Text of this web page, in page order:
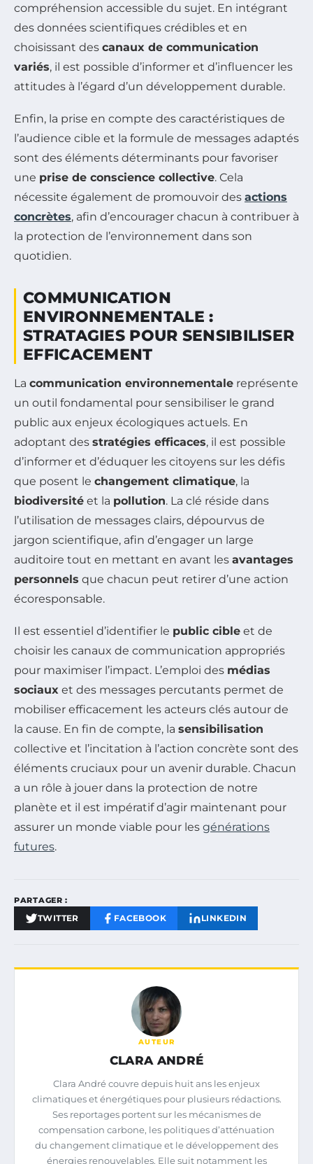
compréhension accessible du sujet. En intégrant
des données scientifiques crédibles et en
choisissant des canaux de communication
variés, il est possible d’informer et d’influencer les
attitudes à l’égard d’un développement durable.
Enfin, la prise en compte des caractéristiques de
l’audience cible et la formule de messages adaptés
sont des éléments déterminants pour favoriser
une prise de conscience collective. Cela
nécessite également de promouvoir des actions
concrètes, afin d’encourager chacun à contribuer à
la protection de l’environnement dans son
quotidien.
COMMUNICATION
ENVIRONNEMENTALE :
STRATAGIES POUR SENSIBILISER
EFFICACEMENT
La communication environnementale représente
un outil fondamental pour sensibiliser le grand
public aux enjeux écologiques actuels. En
adoptant des stratégies efficaces, il est possible
d’informer et d’éduquer les citoyens sur les défis
que posent le changement climatique, la
biodiversité et la pollution. La clé réside dans
l’utilisation de messages clairs, dépourvus de
jargon scientifique, afin d’engager un large
auditoire tout en mettant en avant les avantages
personnels que chacun peut retirer d’une action
écoresponsable.
Il est essentiel d’identifier le public cible et de
choisir les canaux de communication appropriés
pour maximiser l’impact. L’emploi des médias
sociaux et des messages percutants permet de
mobiliser efficacement les acteurs clés autour de
la cause. En fin de compte, la sensibilisation
collective et l’incitation à l’action concrète sont des
éléments cruciaux pour un avenir durable. Chacun
a un rôle à jouer dans la protection de notre
planète et il est impératif d’agir maintenant pour
assurer un monde viable pour les générations
futures.
PARTAGER :
TWITTER FACEBOOK LINKEDIN
AUTEUR
CLARA ANDRÉ
Clara André couvre depuis huit ans les enjeux
climatiques et énergétiques pour plusieurs rédactions.
Ses reportages portent sur les mécanismes de
compensation carbone, les politiques d’atténuation
du changement climatique et le développement des
énergies renouvelables. Elle suit notamment les